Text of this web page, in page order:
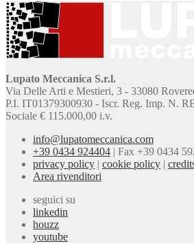
Lupato Meccanica S.r.l.
Via Delle Arti e Mestieri, 3 - 33080
P.I. IT01379300930 - Iscr. Reg. Imp. N.
Sociale € 115.000,00 i.v.
info@lupatomeccanica.com
+39 0434 924404 | Fax +39 0434
privacy policy | cookie policy |
Area rivenditori
seguici su
linkedin
houzz
youtube